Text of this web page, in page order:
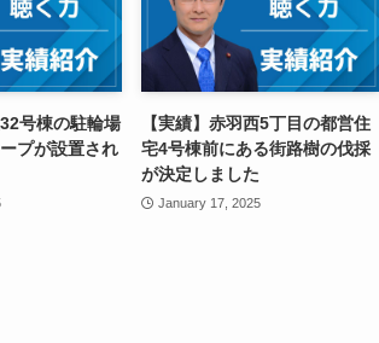
号棟の駐輪場
プが設置され
【実績】赤羽西5丁目の都営住
宅4号棟前にある街路樹の伐採
が決定しました
January 17, 2025